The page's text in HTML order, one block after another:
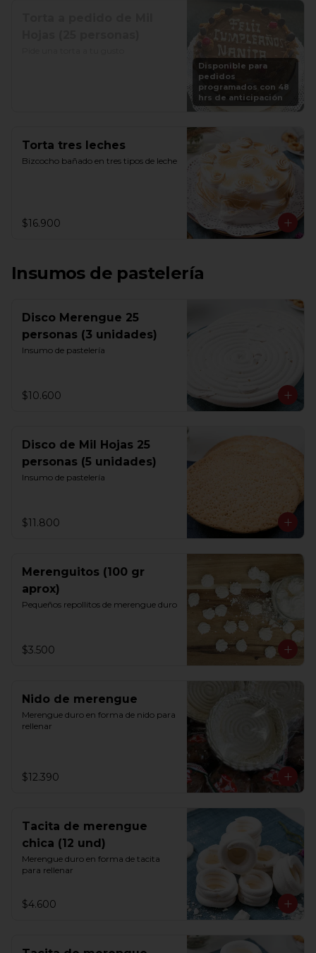
Disponible para
pedidos
programados con 48
hrs de anticipación
Torta tres leches
Bizcocho bañado en tres tipos de leche
$16.900
Insumos de pastelería
Disco Merengue 25
personas (3 unidades)
Insumo de pastelería
$10.600
Disco de Mil Hojas 25
personas (5 unidades)
Insumo de pastelería
$11.800
Merenguitos (100 gr
aprox)
Pequeños repollitos de merengue duro
$3.500
Nido de merengue
Merengue duro en forma de nido para
rellenar
$12.390
Tacita de merengue
chica (12 und)
Merengue duro en forma de tacita
para rellenar
$4.600